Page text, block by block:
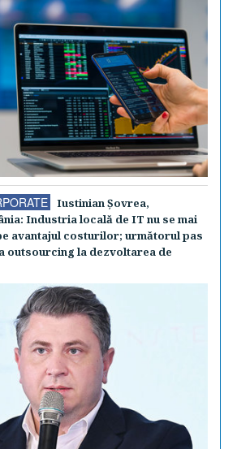
Iustinian Şovrea,
Industria locală de IT nu se mai
avantajul costurilor; următorul pas
outsourcing la dezvoltarea de